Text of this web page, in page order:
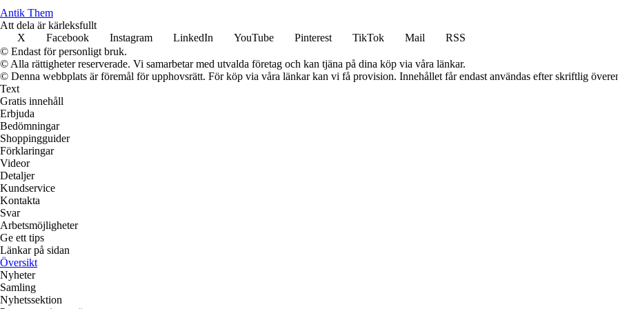
Antik Them
Att dela är kärleksfullt
X
Facebook Instagram LinkedIn YouTube Pinterest TikTok Mail
RSS
© Endast för personligt bruk.
© Alla rättigheter reserverade. Vi samarbetar med utvalda företag och kan tjäna på dina köp via våra länkar.
© Denna webbplats är föremål för upphovsrätt. För köp via våra länkar kan vi få provision. Innehållet får endast användas efter skriftlig
Text
Gratis innehåll
Erbjuda
Bedömningar
Shoppingguider
Förklaringar
Videor
Detaljer
Kundservice
Kontakta
Svar
Arbetsmöjligheter
Ge ett tips
Länkar på sidan
Översikt
Nyheter
Samling
Nyhetssektion